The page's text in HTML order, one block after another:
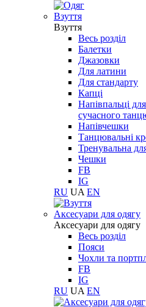
Взуття
Взуття
Весь розділ
Балетки
Джазовки
Для латини
Для стандарту
Капці
Напівпальці
сучасного
Напівчешки
Танцювальні
Тренувальна
Чешки
FB
IG
RU UA EN
Aксесуари для одягу
Aксесуари для одягу
Весь розділ
Пояси
Чохли та
FB
IG
RU UA EN